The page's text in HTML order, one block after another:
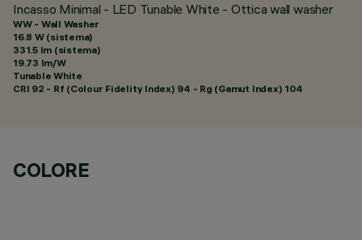
Incasso Minimal - LED Tunable White - Ottica wall washer
WW - Wall Washer
16.8 W (sistema)
331.5 lm (sistema)
19.73 lm/W
Tunable White
CRI 92 - Rf (Colour Fidelity Index) 94 - Rg (Gamut Index) 104
COLORE